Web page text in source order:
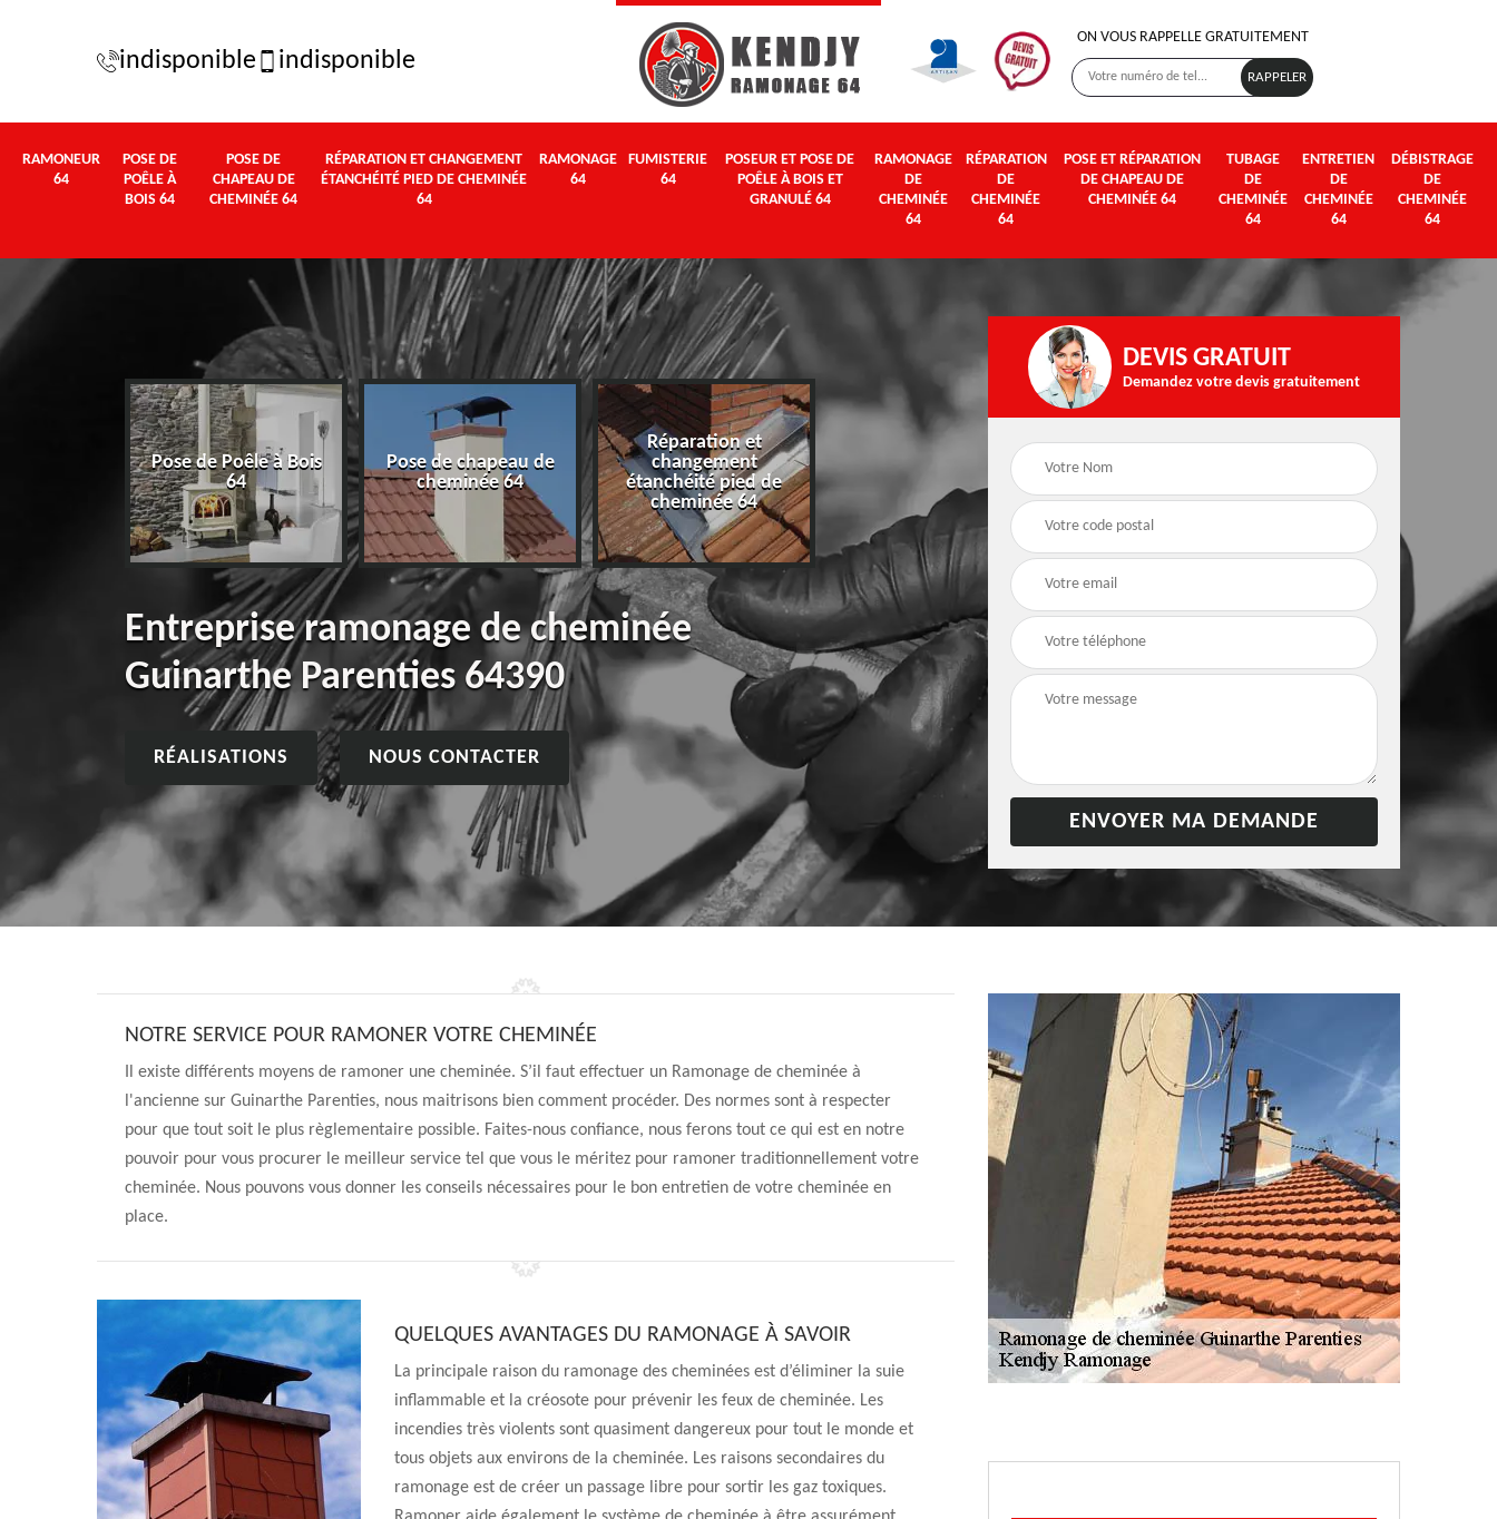
indisponible indisponible
ON VOUS RAPPELLE GRATUITEMENT
RAMONEUR
64
POSE DE
POÊLE À
BOIS 64
POSE DE
CHAPEAU DE
CHEMINÉE 64
RÉPARATION ET CHANGEMENT
ÉTANCHÉITÉ PIED DE CHEMINÉE
64
RAMONAGE
64
FUMISTERIE
64
POSEUR ET POSE DE
POÊLE À BOIS ET
GRANULÉ 64
RAMONAGE
DE
CHEMINÉE
64
RÉPARATION
DE
CHEMINÉE
64
POSE ET RÉPARATION
DE CHAPEAU DE
CHEMINÉE 64
TUBAGE
DE
CHEMINÉE
64
ENTRETIEN
DE
CHEMINÉE
64
DÉBISTRAGE
DE
CHEMINÉE
64
Pose de Poêle à Bois
64
Pose de chapeau de
cheminée 64
Réparation et
changement
étanchéité pied de
cheminée 64
Ramonage 64
Poseur et pose de
poêle à bois et
Entreprise ramonage de cheminée
Guinarthe Parenties 64390
RÉALISATIONS NOUS CONTACTER
DEVIS GRATUIT
Demandez votre devis gratuitement
NOTRE SERVICE POUR RAMONER VOTRE CHEMINÉE
Il existe différents moyens de ramoner une cheminée. S’il faut effectuer un Ramonage de cheminée à
l'ancienne sur Guinarthe Parenties, nous maitrisons bien comment procéder. Des normes sont à respecter
pour que tout soit le plus règlementaire possible. Faites-nous confiance, nous ferons tout ce qui est en notre
pouvoir pour vous procurer le meilleur service tel que vous le méritez pour ramoner traditionnellement votre
cheminée. Nous pouvons vous donner les conseils nécessaires pour le bon entretien de votre cheminée en
place.
QUELQUES AVANTAGES DU RAMONAGE À SAVOIR
La principale raison du ramonage des cheminées est d’éliminer la suie
inflammable et la créosote pour prévenir les feux de cheminée. Les
incendies très violents sont quasiment dangereux pour tout le monde et
tous objets aux environs de la cheminée. Les raisons secondaires du
ramonage est de créer un passage libre pour sortir les gaz toxiques.